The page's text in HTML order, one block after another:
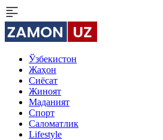
Ўзбекистон
Жаҳон
Сиёсат
Жиноят
Маданият
Спорт
Cаломатлик
Lifestyle